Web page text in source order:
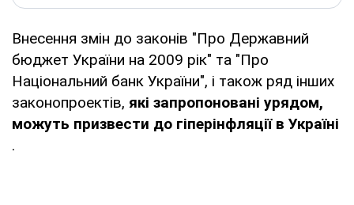
Внесення змін до законів "Про Державний
бюджет України на 2009 рік" та "Про
Національний банк України", і також ряд інших
законопроектів, які запропоновані урядом,
можуть призвести до гіперінфляції в Україні
.